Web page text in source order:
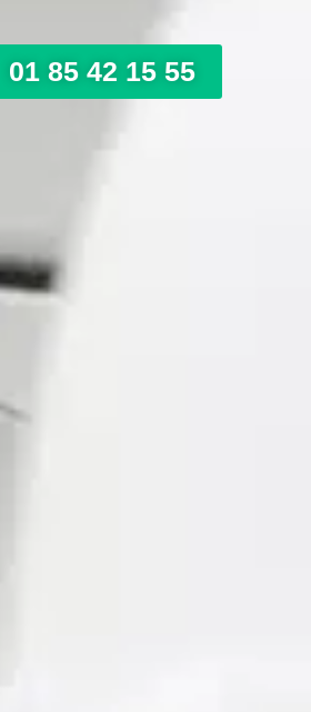
01 85 42 15 55